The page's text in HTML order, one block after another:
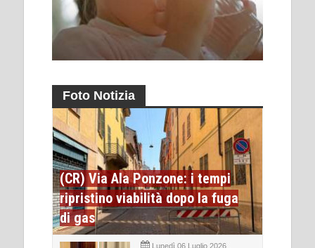
Foto Notizia
(CR) Via Ala Ponzone: i tempi
ripristino viabilità dopo la fuga
di gas
Lunedì 06 Luglio 2026